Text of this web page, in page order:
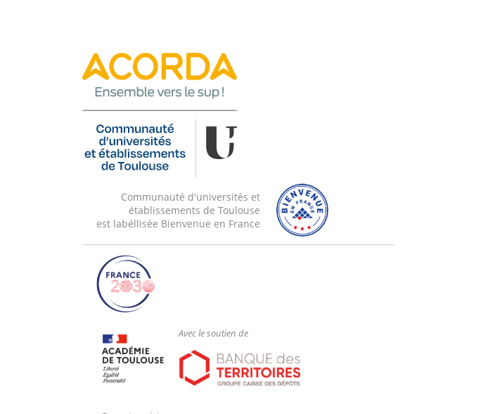
Communauté d'universités et
établissements de Toulouse
est labéllisée Bienvenue en France
Avec le soutien de